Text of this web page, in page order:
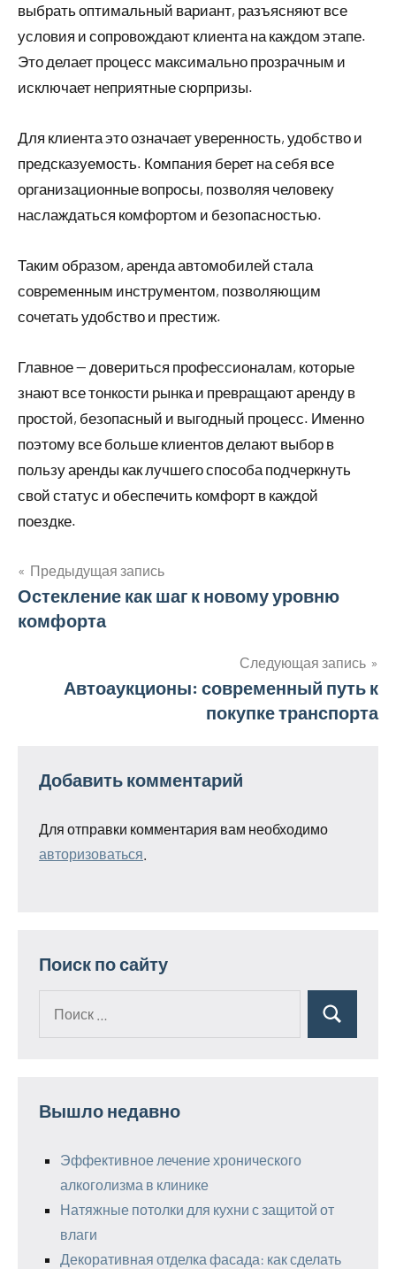
выбрать оптимальный вариант, разъясняют все
условия и сопровождают клиента на каждом этапе.
Это делает процесс максимально прозрачным и
исключает неприятные сюрпризы.
Для клиента это означает уверенность, удобство и
предсказуемость. Компания берет на себя все
организационные вопросы, позволяя человеку
наслаждаться комфортом и безопасностью.
Таким образом, аренда автомобилей стала
современным инструментом, позволяющим
сочетать удобство и престиж.
Главное — довериться профессионалам, которые
знают все тонкости рынка и превращают аренду в
простой, безопасный и выгодный процесс. Именно
поэтому все больше клиентов делают выбор в
пользу аренды как лучшего способа подчеркнуть
свой статус и обеспечить комфорт в каждой
поездке.
Навигация
по
Предыдущая запись
Остекление как шаг к новому уровню
комфорта
Следующая запись
Автоаукционы: современный путь к
покупке транспорта
Добавить комментарий
Для отправки комментария вам необходимо
авторизоваться
Поиск по сайту
Поиск
Вышло недавно
Эффективное лечение хронического
алкоголизма в клинике
Натяжные потолки для кухни с защитой от
влаги
Декоративная отделка фасада: как сделать